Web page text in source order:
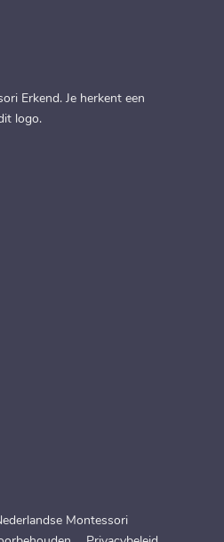
Erkend. Je herkent een
logo.
Montessori